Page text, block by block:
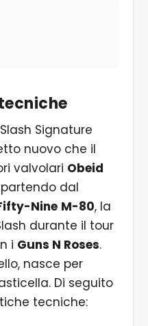
Signature
nuovo che il
valvolari Obeid
dal
Nine M-80, la
durante il tour
i Guns N Roses.
nasce per
Di seguito
tecniche: